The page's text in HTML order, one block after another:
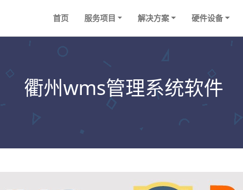
首页 服务项目 解决方案 硬件设备
衢州wms管理系统软件